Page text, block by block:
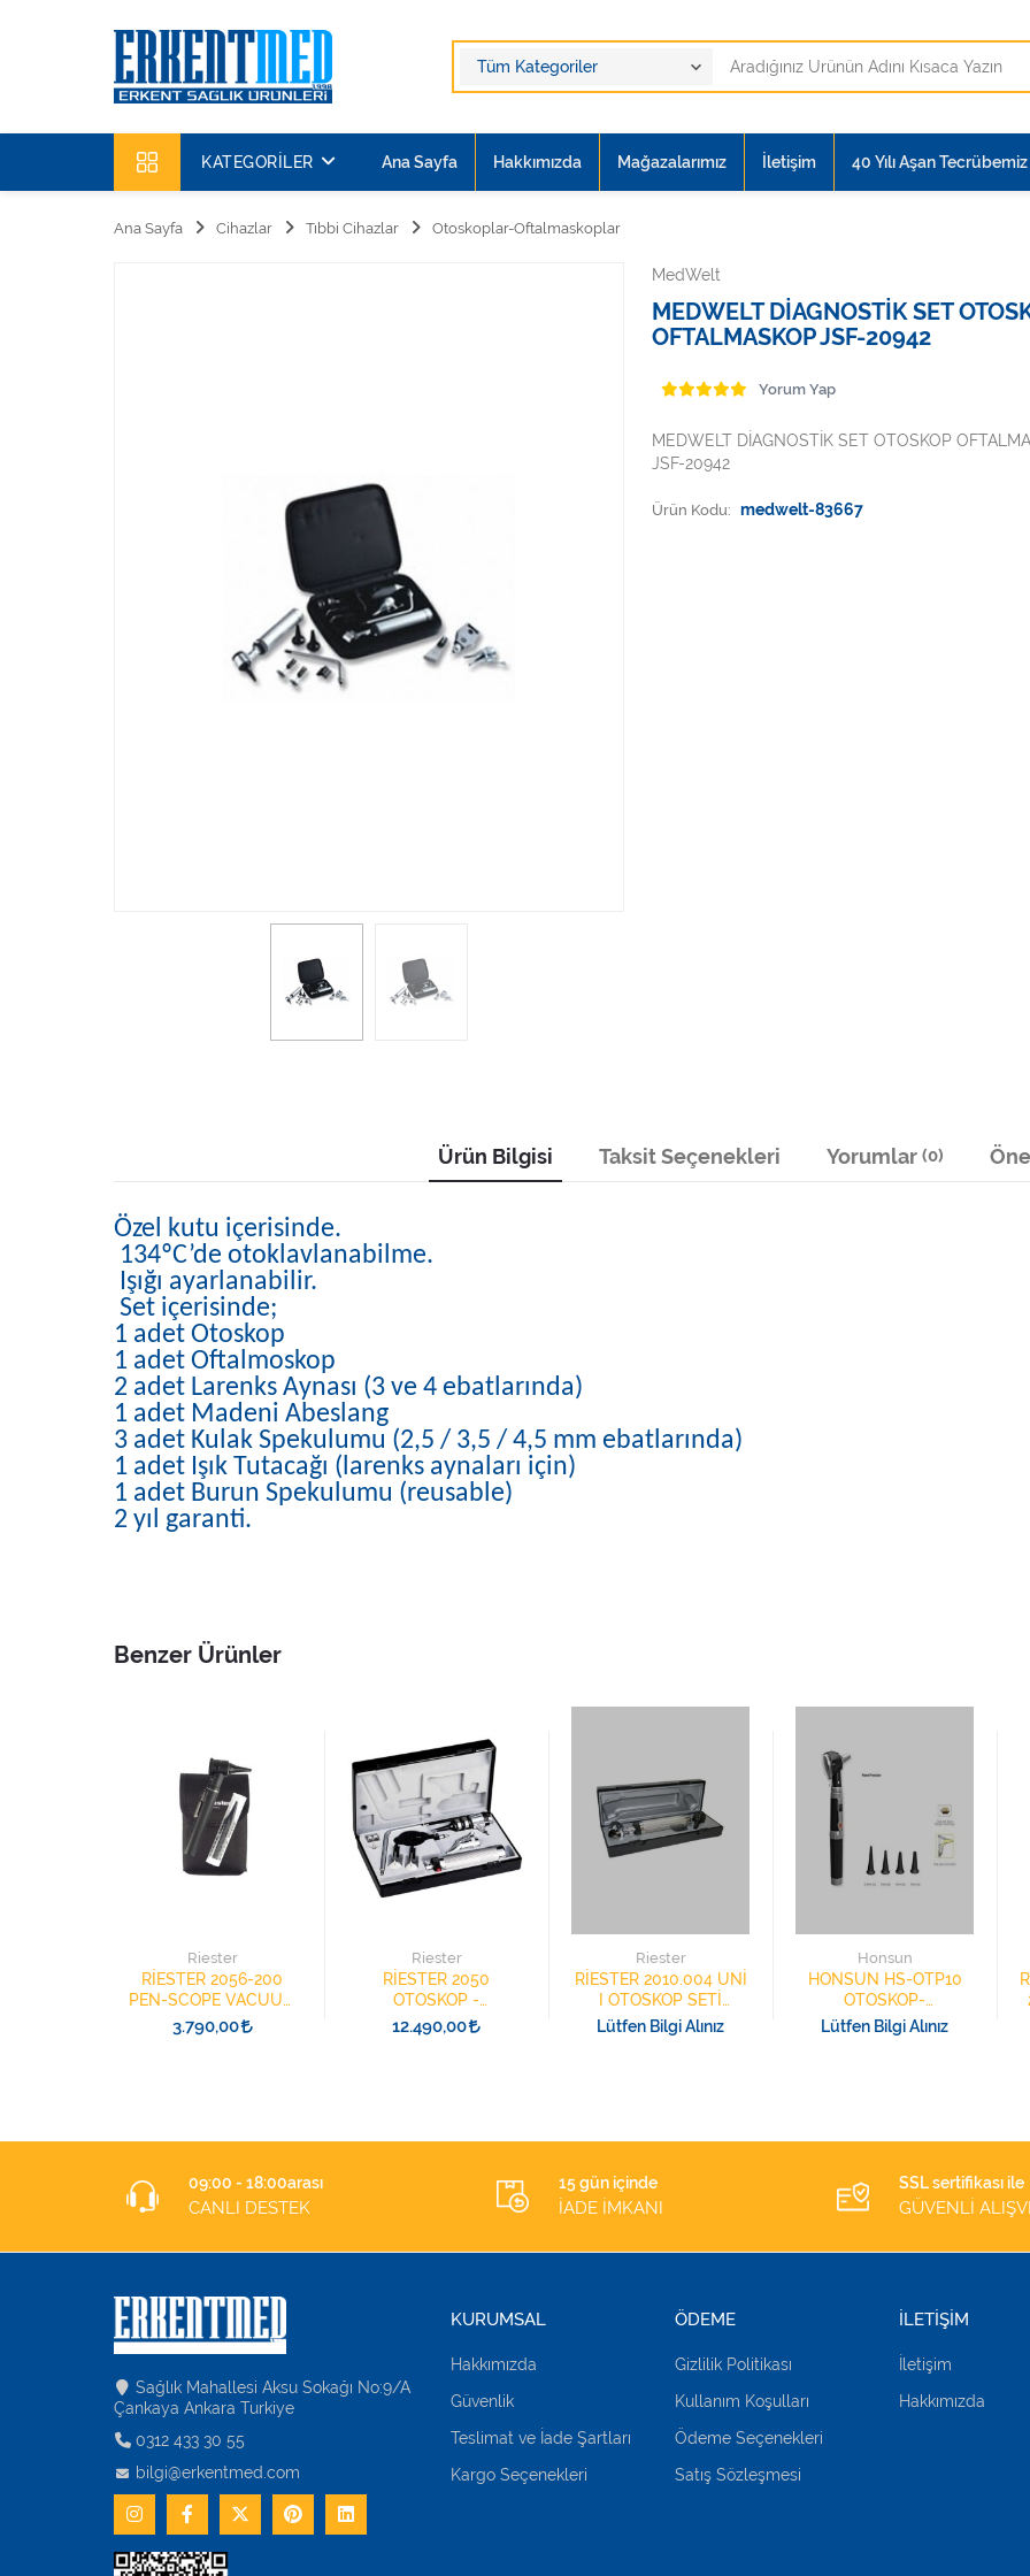
KATEGORILER Ana Sayfa Hakkımızda Mağazalarımız İletişim 40 Yılı Aşan
Ana Sayfa Cihazlar Tıbbi Cihazlar Otoskoplar-Oftalmaskoplar
MedWelt
MEDWELT DİAGNOSTİK SET
OFTALMASKOP JSF-20942
Yorum Yap
MEDWELT DİAGNOSTİK SET OTOSKOP
JSF-20942
Ürün Kodu: medwelt-83667
Ürün Bilgisi Taksit Seçenekleri Yorumlar (0)
Özel kutu içerisinde.
134ºC’de otoklavlanabilme.
Işığı ayarlanabilir.
Set içerisinde;
1 adet Otoskop
1 adet Oftalmoskop
2 adet Larenks Aynası (3 ve 4 ebatlarında)
1 adet Madeni Abeslang
3 adet Kulak Spekulumu (2,5 / 3,5 / 4,5 mm ebatlarında)
1 adet Işık Tutacağı (larenks aynaları için)
1 adet Burun Spekulumu (reusable)
2 yıl garanti.
Benzer Ürünler
Riester
RİESTER 2056-200
PEN-SCOPE VACUUM
OTOSKOP SİYAH
3.790,00
Riester
RİESTER 2050
OTOSKOP -
OFTALMOSKOP
ECONOM SET
12.490,00
Riester
RİESTER 2010.004 UNİ
I OTOSKOP SETİ
GERMANY
Lütfen Bilgi Alınız
Honsun
HONSUN HS-OTP10
OTOSKOP-
OFTALMOSKOP SET
Lütfen Bilgi Alınız
09:00 - 18:00arası
CANLI DESTEK
15 gün içinde
İADE İMKANI
SSL sertifikası ile
GÜVENLİ
Sağlık Mahallesi Aksu Sokağı No:9/A
Çankaya Ankara Turkiye
0312 433 30 55
bilgi@erkentmed.com
KURUMSAL
Hakkımızda
Güvenlik
Teslimat ve İade Şartları
Kargo Seçenekleri
ÖDEME
Gizlilik Politikası
Kullanım Koşulları
Ödeme Seçenekleri
Satış Sözleşmesi
İLETİŞİM
İletişim
Hakkımızda